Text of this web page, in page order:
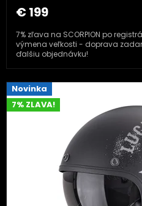
€ 199
7% zľava na SCORPION po
výmena veľkosti - doprava
ďalšiu objednávku!
Novinka
7% ZLAVA!